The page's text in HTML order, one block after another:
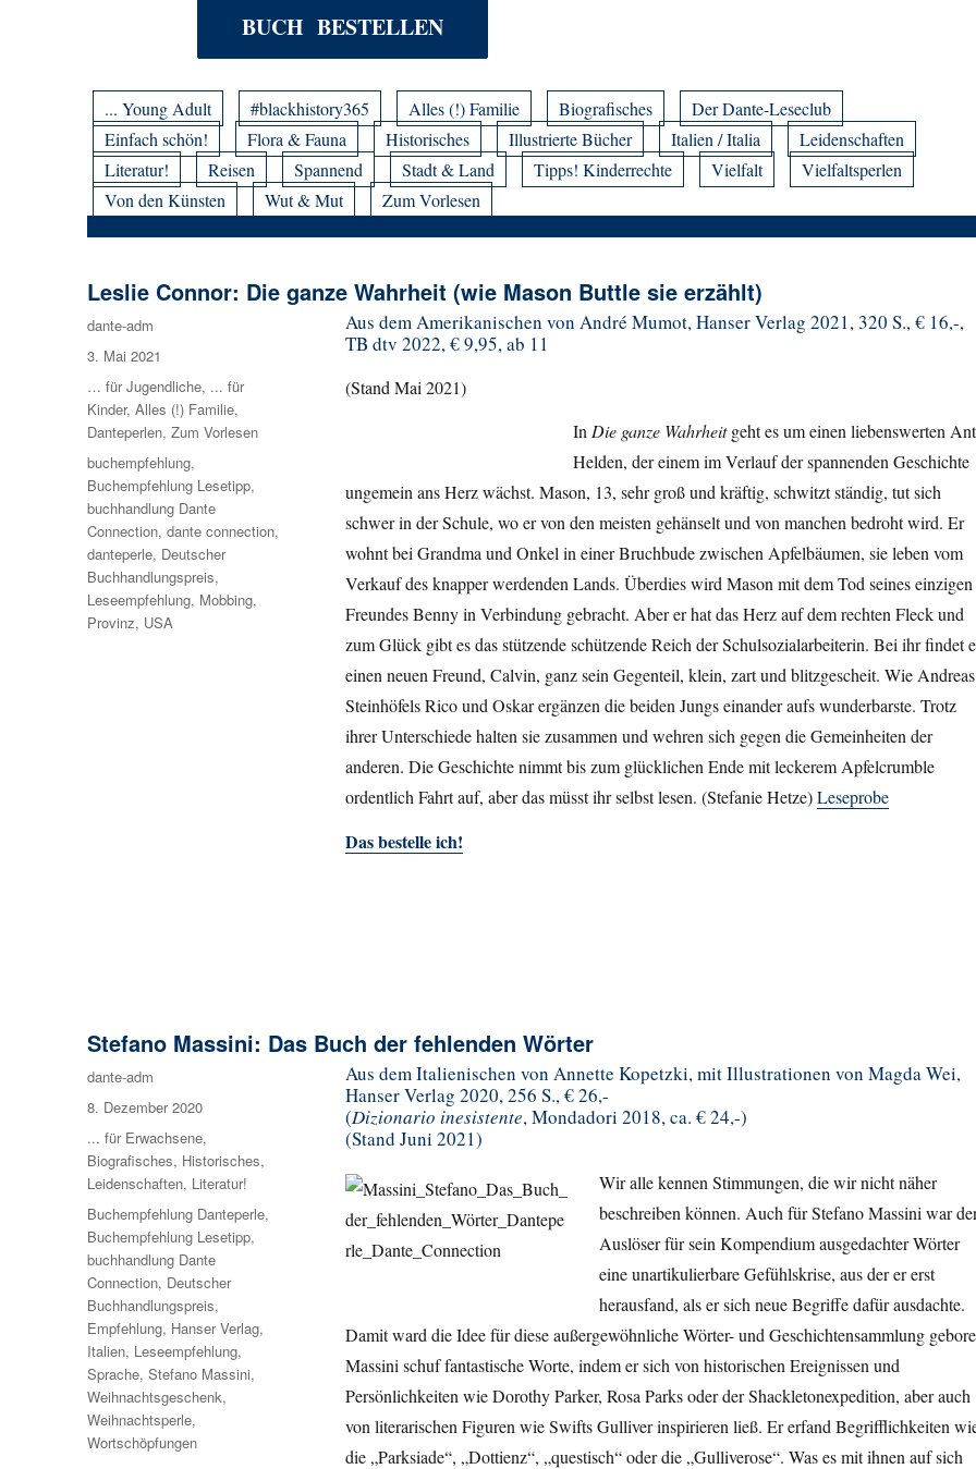
BUCH BESTELLEN
... Young Adult #blackhistory365 Alles (!) Familie Biografisches
Der Dante-Leseclub
Einfach schön!
Flora & Fauna Historisches Illustrierte Bücher Italien / Italia
Leidenschaften
Literatur!
Reisen Spannend Stadt & Land Tipps! Kinderrechte Vielfalt
Vielfaltsperlen
Von den Künsten
Wut & Mut Zum Vorlesen
Leslie Connor: Die ganze Wahrheit (wie Mason Buttle sie erzählt)
Aus dem Amerikanischen von André Mumot, Hanser Verlag 2021, 320 S., € 16,-,
TB dtv 2022, € 9,95, ab 11
(Stand Mai 2021)
InDie ganze Wahrheitgeht es um einen liebenswerten
Helden, der einem im Verlauf der spannenden Geschichte
ungemein ans Herz wächst. Mason, 13, sehr groß und kräftig, schwitzt ständig, tut sich
schwer in der Schule, wo er von den meisten gehänselt und von manchen bedroht wird. Er
wohnt bei Grandma und Onkel in einer Bruchbude zwischen Apfelbäumen, sie leben vom
Verkauf des knapper werdenden Lands. Überdies wird Mason mit dem Tod seines einzigen
Freundes Benny in Verbindung gebracht. Aber er hat das Herz auf dem rechten Fleck und
zum Glück gibt es das stützende schützende Reich der Schulsozialarbeiterin. Bei ihr findet
einen neuen Freund, Calvin, ganz sein Gegenteil, klein, zart und blitzgescheit. Wie Andreas
Steinhöfels Rico und Oskar ergänzen die beiden Jungs einander aufs wunderbarste. Trotz
ihrer Unterschiede halten sie zusammen und wehren sich gegen die Gemeinheiten der
anderen. Die Geschichte nimmt bis zum glücklichen Ende mit leckerem Apfelcrumble
ordentlich Fahrt auf, aber das müsst ihr selbst lesen. (Stefanie Hetze)Leseprobe
Das bestelle ich!
Autor
dante-adm
Veröffentlicht
am
3. Mai 2021
Kategorien
… für Jugendliche, ... für
Kinder,Alles (!) Familie,
Danteperlen,Zum Vorlesen
Schlagwörter
buchempfehlung,
Buchempfehlung Lesetipp,
buchhandlung Dante
Connection,dante connection,
danteperle, Deutscher
Buchhandlungspreis,
Leseempfehlung, Mobbing,
Provinz, USA
Stefano Massini: Das Buch der fehlenden Wörter
Aus dem Italienischen von Annette Kopetzki, mit Illustrationen von Magda Wei,
Hanser Verlag 2020, 256 S., € 26,-
(Dizionario inesistente, Mondadori 2018, ca. € 24,-)
(Stand Juni 2021)
Wir alle kennen Stimmungen, die wir nicht näher
beschreiben können. Auch für Stefano Massini war
Auslöser für sein Kompendium ausgedachter Wörter
eine unartikulierbare Gefühlskrise, aus der er erst
herausfand, als er sich neue Begriffe dafür ausdachte.
Damit ward die Idee für diese außergewöhnliche Wörter- und Geschichtensammlung
Massini schuf fantastische Worte, indem er sich von historischen Ereignissen und
Persönlichkeiten wie Dorothy Parker, Rosa Parks oder der Shackletonexpedition, aber auch
von literarischen Figuren wie Swifts Gulliver inspirieren ließ. Er erfand Begrifflichkeiten
die „Parksiade“, „Dottienz“, „questisch“ oder die „Gulliverose“. Was es mit ihnen auf sich
Autor
dante-adm
Veröffentlicht
am
8. Dezember 2020
Kategorien
... für Erwachsene,
Biografisches, Historisches,
Leidenschaften, Literatur!
Schlagwörter
Buchempfehlung Danteperle,
Buchempfehlung Lesetipp,
buchhandlung Dante
Connection, Deutscher
Buchhandlungspreis,
Empfehlung, Hanser Verlag,
Italien, Leseempfehlung,
Sprache,Stefano Massini,
Weihnachtsgeschenk,
Weihnachtsperle,
Wortschöpfungen